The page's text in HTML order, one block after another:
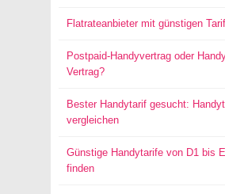
Flatrateanbieter mit günstigen
Postpaid-Handyvertrag oder
Vertrag?
Bester Handytarif gesucht:
vergleichen
Günstige Handytarife von D1 bis
finden